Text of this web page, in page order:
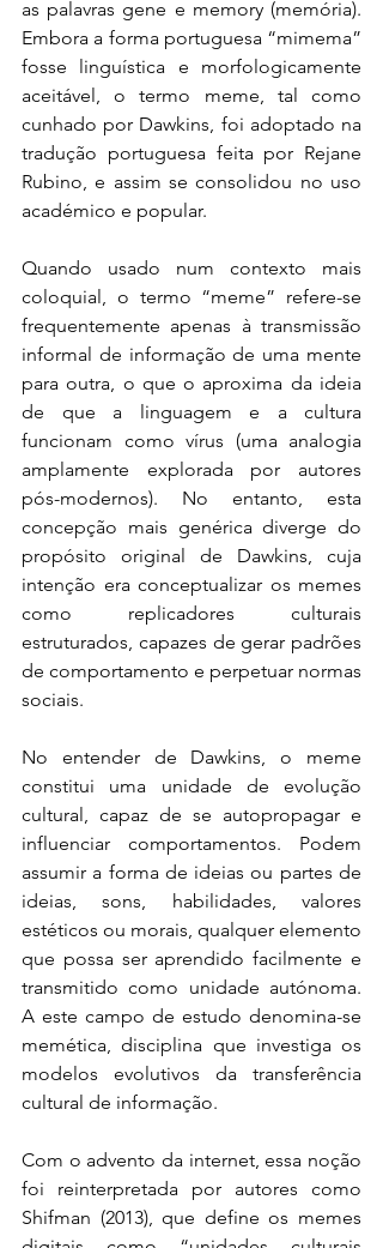
as palavras gene e memory (memória).
Embora a forma portuguesa “mimema”
fosse linguística e morfologicamente
aceitável, o termo meme, tal como
cunhado por Dawkins, foi adoptado na
tradução portuguesa feita por Rejane
Rubino, e assim se consolidou no uso
académico e popular.
Quando usado num contexto mais
coloquial, o termo “meme” refere-se
frequentemente apenas à transmissão
informal de informação de uma mente
para outra, o que o aproxima da ideia
de que a linguagem e a cultura
funcionam como vírus (uma analogia
amplamente explorada por autores
pós-modernos). No entanto, esta
concepção mais genérica diverge do
propósito original de Dawkins, cuja
intenção era conceptualizar os memes
como replicadores culturais
estruturados, capazes de gerar padrões
de comportamento e perpetuar normas
sociais.
No entender de Dawkins, o meme
constitui uma unidade de evolução
cultural, capaz de se autopropagar e
influenciar comportamentos. Podem
assumir a forma de ideias ou partes de
ideias, sons, habilidades, valores
estéticos ou morais, qualquer elemento
que possa ser aprendido facilmente e
transmitido como unidade autónoma.
A este campo de estudo denomina-se
memética, disciplina que investiga os
modelos evolutivos da transferência
cultural de informação.
Com o advento da internet, essa noção
foi reinterpretada por autores como
Shifman (2013), que define os memes